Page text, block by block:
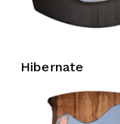
Hibernate